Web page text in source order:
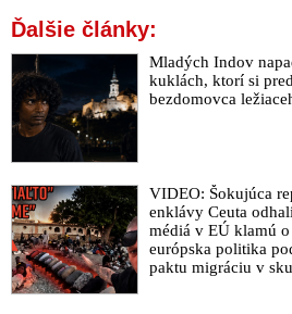
Ďalšie články:
Mladých Indov
kuklách, ktorí si
bezdomovca
VIDEO: Šokujúca
enklávy Ceuta
médiá v EÚ klamú
európska politika
paktu migráciu v